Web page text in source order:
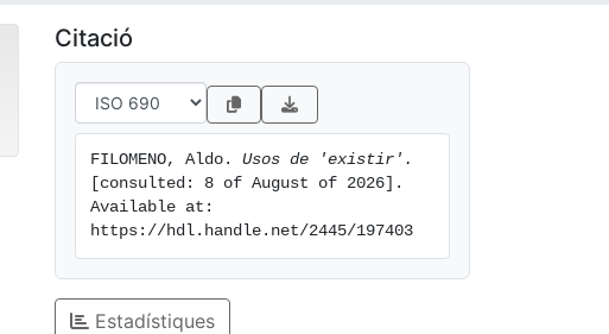
Citació
FILOMENO, Aldo. Usos de 'existir'.
[consulted: 8 of August of 2026].
Available at:
https://hdl.handle.net/2445/197403
Estadístiques